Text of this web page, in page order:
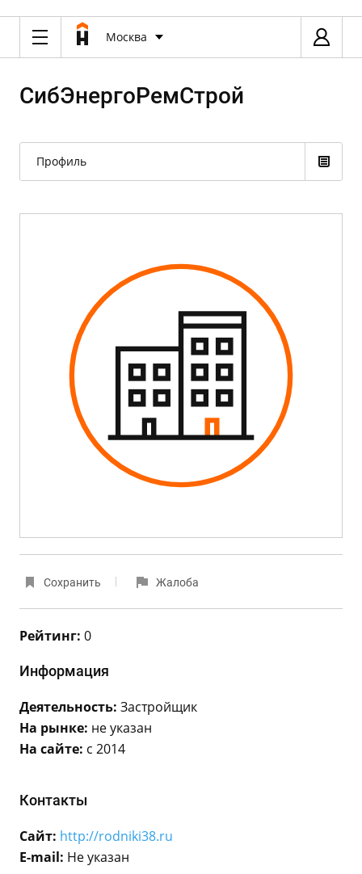
Москва
СибЭнергоРемСтрой
Профиль
Сохранить Жалоба
Рейтинг: 0
Информация
Деятельность: Застройщик
На рынке: не указан
На сайте: с 2014
Контакты
Сайт: http://rodniki38.ru
E-mail: Не указан